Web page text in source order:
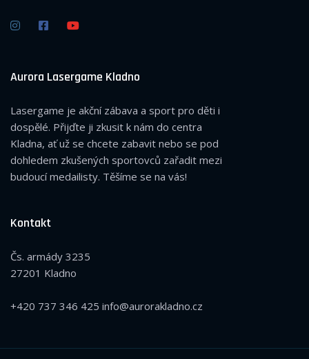
Aurora Lasergame Kladno
Lasergame je akční zábava a sport pro děti i
dospělé. Přijďte ji zkusit k nám do centra
Kladna, ať už se chcete zabavit nebo se pod
dohledem zkušených sportovců zařadit mezi
budoucí medailisty. Těšíme se na vás!
Kontakt
Čs. armády 3235
27201 Kladno
+420 737 346 425 info@aurorakladno.cz